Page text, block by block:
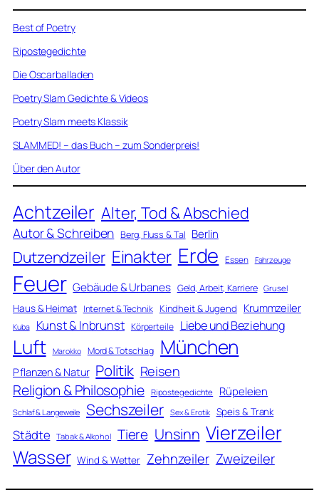
Best of Poetry
Ripostegedichte
Die Oscarballaden
Poetry Slam Gedichte & Videos
Poetry Slam meets Klassik
SLAMMED! – das Buch – zum Sonderpreis!
Über den Autor
Achtzeiler Alter, Tod & Abschied
Autor & Schreiben Berg, Fluss & Tal Berlin
Dutzendzeiler Einakter Erde Essen Fahrzeuge
Feuer Gebäude & Urbanes Geld, Arbeit, Karriere Grusel
Haus & Heimat Internet & Technik Kindheit & Jugend Krummzeiler
Kuba Kunst & Inbrunst Körperteile Liebe und Beziehung
Luft Marokko Mord & Totschlag München
Pflanzen & Natur Politik Reisen
Religion & Philosophie Ripostegedichte Rüpeleien
Schlaf & Langeweile Sechszeiler Sex & Erotik Speis & Trank
Städte Tabak & Alkohol Tiere Unsinn Vierzeiler
Wasser Wind & Wetter Zehnzeiler Zweizeiler